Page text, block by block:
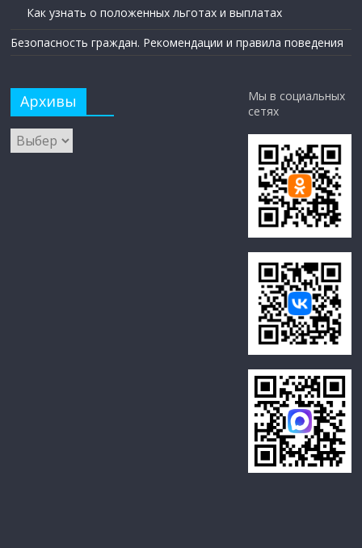
Как узнать о положенных льготах и выплатах
Безопасность граждан. Рекомендации и правила поведения
Архивы
Мы в социальных
сетях